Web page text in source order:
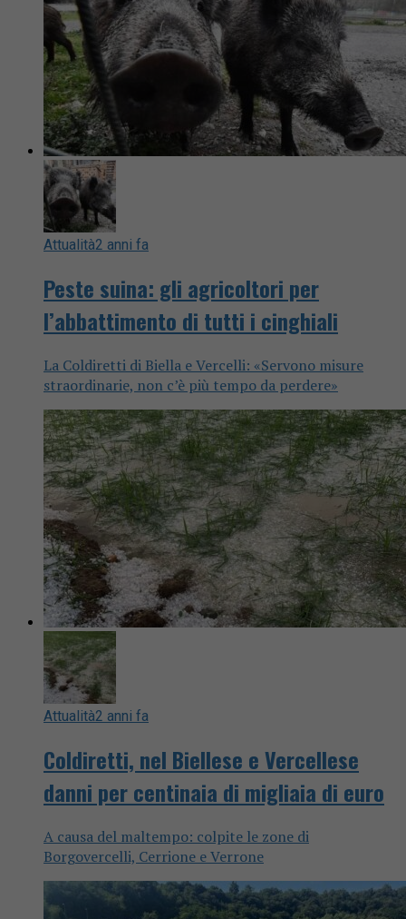
Attualità2 anni fa
Peste suina: gli agricoltori per
l’abbattimento di tutti i cinghiali
La Coldiretti di Biella e Vercelli: «Servono misure
straordinarie, non c’è più tempo da perdere»
Attualità2 anni fa
Coldiretti, nel Biellese e Vercellese
danni per centinaia di migliaia di euro
A causa del maltempo: colpite le zone di
Borgovercelli, Cerrione e Verrone